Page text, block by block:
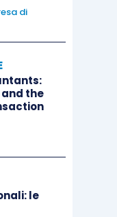
di
the
le